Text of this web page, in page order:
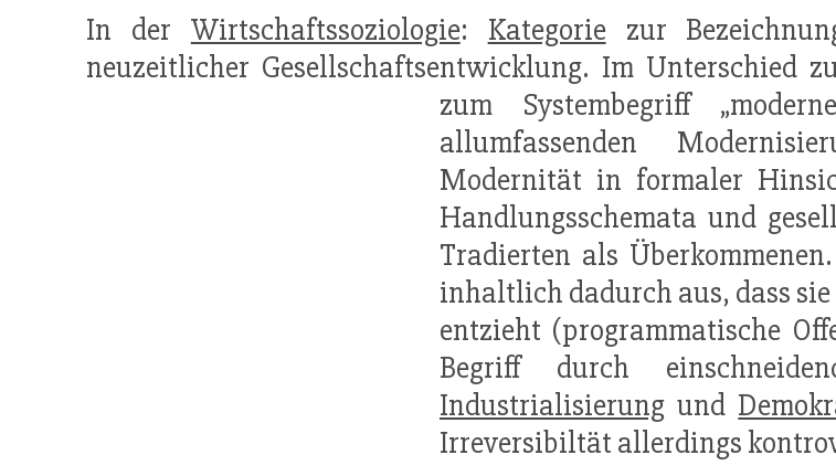
In der Wirtschaftssoziologie: Kategoriezur
neuzeitlicher Gesellschaftsentwicklung. Im Unterschied
zum Systembegriff
allumfassenden
Modernität in formaler
Handlungsschemata und
Tradierten als
inhaltlich dadurch aus, dass
entzieht (programmatische
Begriff durch
Industrialisierung und
Irreversibiltät allerdings